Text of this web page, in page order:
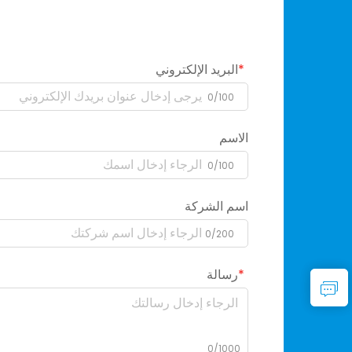
البريد الإلكتروني
0/100
الاسم
0/100
اسم الشركة
0/200
رسالة
0/1000